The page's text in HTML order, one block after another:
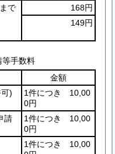
で
168円
149円
等手数料
金額
)
1件につき 10,00
0円
請
1件につき 10,00
0円
1件につき 10,00